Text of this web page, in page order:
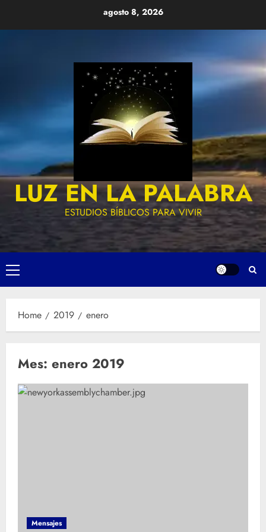
agosto 8, 2026
LUZ EN LA PALABRA
ESTUDIOS BÍBLICOS PARA VIVIR
Primary
Menu
Home 2019 enero
Mes: enero 2019
Mensajes